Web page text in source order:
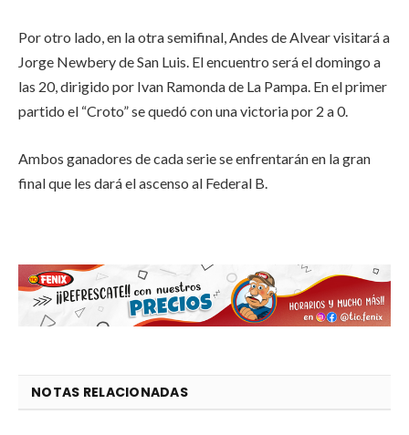
Por otro lado, en la otra semifinal, Andes de Alvear visitará a
Jorge Newbery de San Luis. El encuentro será el domingo a
las 20, dirigido por Ivan Ramonda de La Pampa. En el primer
partido el “Croto” se quedó con una victoria por 2 a 0.
Ambos ganadores de cada serie se enfrentarán en la gran
final que les dará el ascenso al Federal B.
NOTAS RELACIONADAS